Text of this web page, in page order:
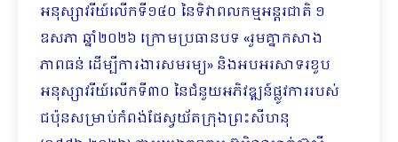
អនុស្សាវរីយ៍លើកទី១៤០ នៃទិវាពលកម្មអន្តរជាតិ ១
ឧសភា ឆ្នាំ២០២៦ ក្រោមប្រធានបទ «រួមគ្នាកសាង
ភាពធន់ ដើម្បីការងារសមរម្យ» និងអបអរសាទរខួប
អនុស្សាវរីយ៍លើកទី៣០ នៃជំនួយអភិវឌ្ឍន៍ផ្លូវការរបស់
ជប៉ុនសម្រាប់កំពង់ផែស្វយ័តក្រុងព្រះសីហនុ